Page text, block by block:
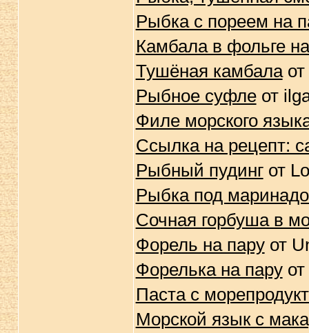
Рыбка с пореем на
Камбала в фольге
Тушёная камбалаот
Рыбное суфлеот
Филе морского
Ссылка на рецепт:
Рыбный пудингот
Рыбка под
Сочная горбуша в
Форель на паруот
Форелька на паруот
Паста с
Морской язык с